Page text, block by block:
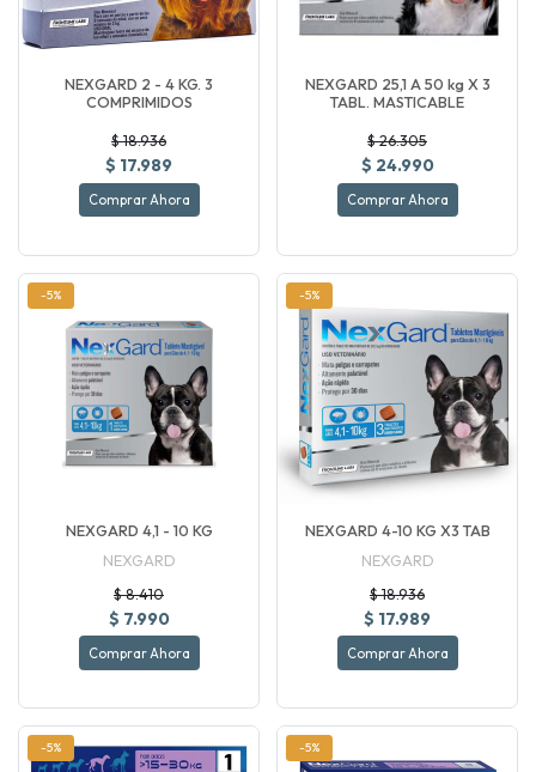
NEXGARD 2 - 4 KG. 3
COMPRIMIDOS
$ 18.936
$ 17.989
Comprar Ahora
NEXGARD 25,1 A 50 kg X 3
TABL. MASTICABLE
$ 26.305
$ 24.990
Comprar Ahora
-5%
NEXGARD 4,1 - 10 KG
NEXGARD
$ 8.410
$ 7.990
Comprar Ahora
-5%
NEXGARD 4-10 KG X3 TAB
NEXGARD
$ 18.936
$ 17.989
Comprar Ahora
-5% -5%